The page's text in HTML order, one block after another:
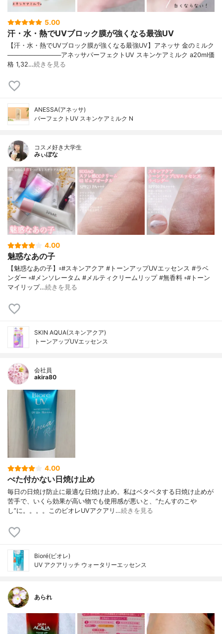
5.00
汗・水・熱でUVブロック膜が強くなる最強UV
【汗・水・熱でUVブロック膜が強くなる最強UV】アネッサ 金のミルク
────────────アネッサパーフェクトUV スキンケアミルク a20ml価
格 1,32…続きを見る
ANESSA(アネッサ)
パーフェクトUV スキンケアミルク N
コスメ好き大学生
みぃぽな
4.00
魅惑なあの子
【魅惑なあの子】▫️#スキンアクア #トーンアップUVエッセンス #ラベ
ンダー ▫️#メンソレータム #メルティクリームリップ #無香料 ▫️#トーン
マイリップ…続きを見る
SKIN AQUA(スキンアクア)
トーンアップUVエッセンス
会社員
akira80
4.00
べた付かない日焼け止め
毎日の日焼け防止に最適な日焼け止め。私はベタベタする日焼け止めが
苦手で、いくら効果が高い物でも使用感が悪いと、”たんすのこや
し”に。。。。このビオレUVアクアリ…続きを見る
Bioré(ビオレ)
UV アクアリッチ ウォータリーエッセンス
あられ